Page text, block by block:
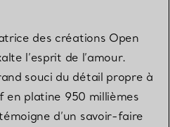
des créations Open
l’esprit de l’amour.
souci du détail propre à
en platine 950 millièmes
d’un savoir-faire